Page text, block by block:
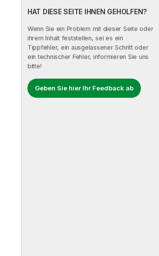
HAT DIESE SEITE IHNEN GEHOLFEN?
Wenn Sie ein Problem mit dieser Seite oder
ihrem Inhalt feststellen, sei es ein
Tippfehler, ein ausgelassener Schritt oder
ein technischer Fehler, informieren Sie uns
bitte!
Geben Sie hier Ihr Feedback ab